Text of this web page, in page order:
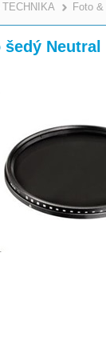
TECHNIKA Foto
šedý